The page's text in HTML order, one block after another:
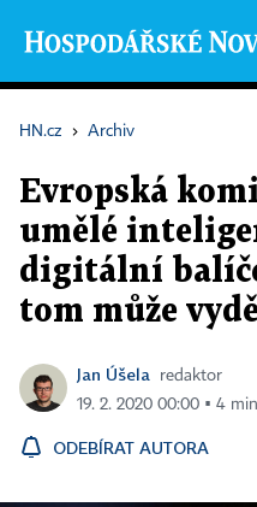
HN.cz › Archiv
Evropská
umělé
digitální
tom může
Jan Úšela
redaktor
19. 2. 2020 00:00 ▪ 4
ODEBÍRAT AUTORA